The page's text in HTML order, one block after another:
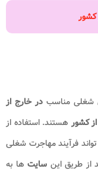
کشور
شغلی مناسب در خارج از
کشور هستند. استفاده از
فرآیند مهاجرت شغلی
از طریق این سایت ها به